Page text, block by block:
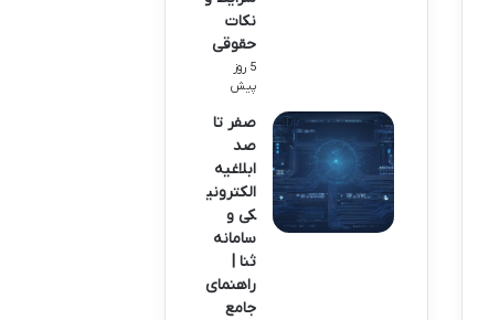
نکات
حقوقی
5 روز
پیش
صفر تا
صد
ابلاغیه
الکترونی
کی و
سامانه
ثنا |
راهنمای
جامع